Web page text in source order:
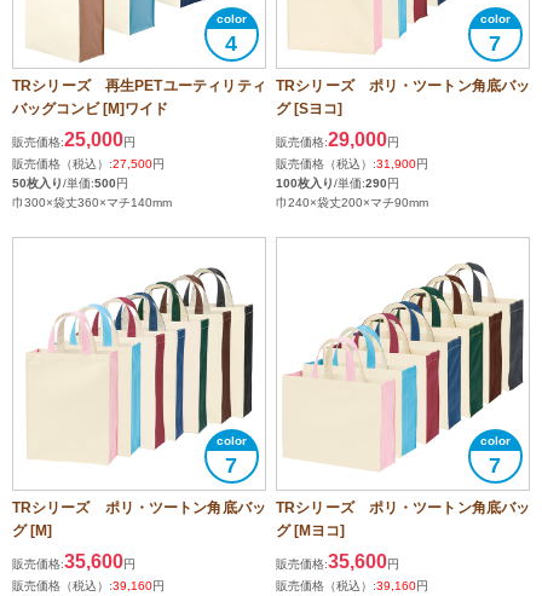
4
TRシリーズ 再生PETユーティリティ
バッグコンビ [M]ワイド
販売価格:25,000円
販売価格（税込）:27,500円
50枚入り/単価:500円
巾300×袋丈360×マチ140mm
7
TRシリーズ ポリ・ツートン角底バッ
グ [Sヨコ]
販売価格:29,000円
販売価格（税込）:31,900円
100枚入り/単価:290円
巾240×袋丈200×マチ90mm
7
TRシリーズ ポリ・ツートン角底バッ
グ [M]
販売価格:35,600円
販売価格（税込）:39,160円
7
TRシリーズ ポリ・ツートン角底バッ
グ [Mヨコ]
販売価格:35,600円
販売価格（税込）:39,160円